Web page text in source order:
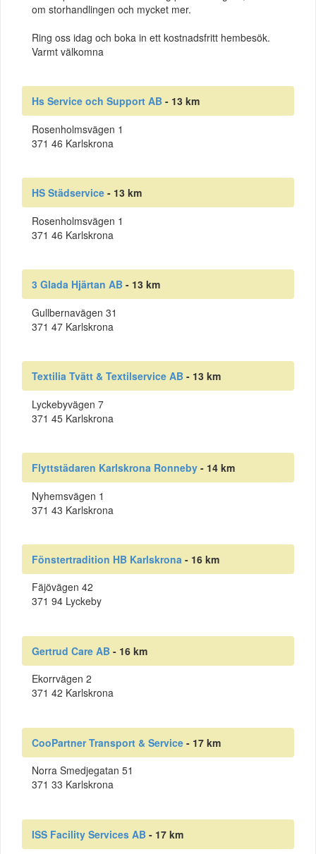
om storhandlingen och mycket mer.
Ring oss idag och boka in ett kostnadsfritt hembesök.
Varmt välkomna
Hs Service och Support AB - 13 km
Rosenholmsvägen 1
371 46 Karlskrona
HS Städservice - 13 km
Rosenholmsvägen 1
371 46 Karlskrona
3 Glada Hjärtan AB - 13 km
Gullbernavägen 31
371 47 Karlskrona
Textilia Tvätt & Textilservice AB - 13 km
Lyckebyvägen 7
371 45 Karlskrona
Flyttstädaren Karlskrona Ronneby - 14 km
Nyhemsvägen 1
371 43 Karlskrona
Fönstertradition HB Karlskrona - 16 km
Fäjövägen 42
371 94 Lyckeby
Gertrud Care AB - 16 km
Ekorrvägen 2
371 42 Karlskrona
CooPartner Transport & Service - 17 km
Norra Smedjegatan 51
371 33 Karlskrona
ISS Facility Services AB - 17 km